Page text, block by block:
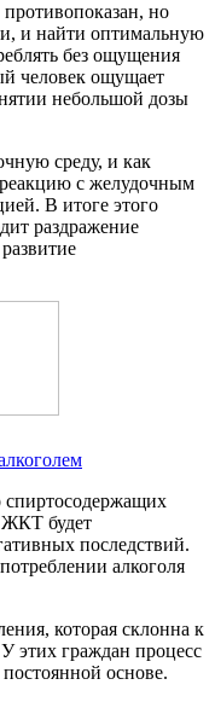
противопоказан, но
и найти оптимальную
без ощущения
человек ощущает
небольшой дозы
среду, и как
реакцию с желудочным
В итоге этого
раздражение
спиртосодержащих
ЖКТ будет
последствий.
алкоголя
которая склонна к
этих граждан процесс
основе.